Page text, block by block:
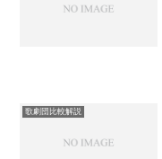
歌劇団比較解説